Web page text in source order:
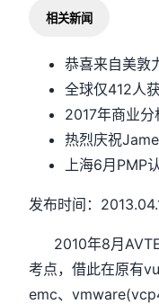
相关新闻
恭喜来自美敦
全球仅412人
2017年商业
热烈庆祝
上海6月PMP
发布时间：
2010年8月
考点，借此在原有
emc、